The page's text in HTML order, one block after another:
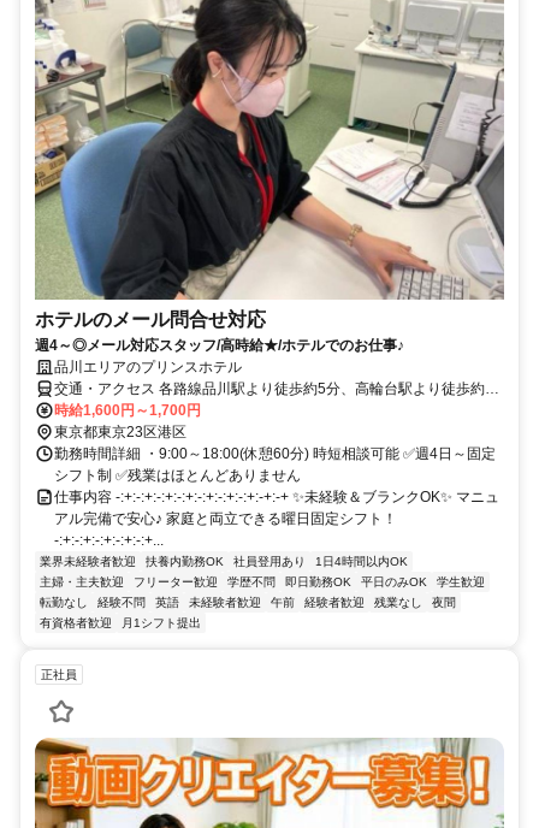
ホテルのメール問合せ対応
週4～◎メール対応スタッフ/高時給★/ホテルでのお仕事♪
品川エリアのプリンスホテル
交通・アクセス 各路線品川駅より徒歩約5分、高輪台駅より徒歩約3
分
時給1,600円～1,700円
東京都東京23区港区
勤務時間詳細 ・9:00～18:00(休憩60分) 時短相談可能 ✅週4日～固定
シフト制 ✅残業はほとんどありません
仕事内容 -:+:-:+:-:+:-:+:-:+:-:+:-:+:-+:-+ ✨未経験＆ブランクOK✨ マニュ
アル完備で安心♪ 家庭と両立できる曜日固定シフト！
-:+:-:+:-:+:-:+:-:+...
業界未経験者歓迎 扶養内勤務OK 社員登用あり
1日4時間以内OK
主婦・主夫歓迎
フリーター歓迎 学歴不問 即日勤務OK 平日のみOK
学生歓迎
転勤なし
経験不問 英語 未経験者歓迎 午前 経験者歓迎 残業なし
夜間
有資格者歓迎
月1シフト提出
正社員